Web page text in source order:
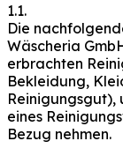
1.1.
Die
Wäscheria
erbrachten
Bekleidung,
Reinigungsgut),
eines
Bezug nehmen.